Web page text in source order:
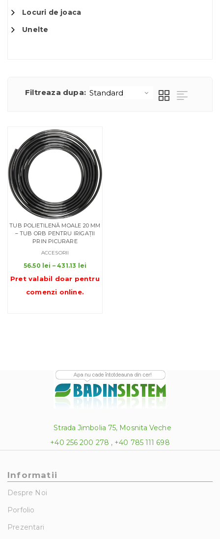
Locuri de joaca
Unelte
Filtreaza dupa:
TUB POLIETILENĂ MOALE 20 MM
– TUB ORB PENTRU IRIGAȚII
PRIN PICURARE
ACCESORII
56.50 lei – 431.13 lei
prețuri:
Pret valabil doar pentru
comenzi online.
Strada Jimbolia 75, Mosnita Veche
+40 256 200 278 , +40 785 111 698
Informatii
Despre Noi
Porfolio
Prezentari